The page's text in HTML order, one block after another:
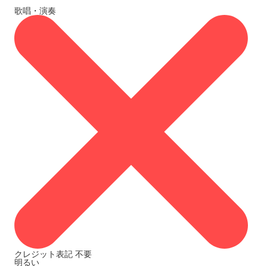
歌唱・演奏
クレジット表記 不要
明るい